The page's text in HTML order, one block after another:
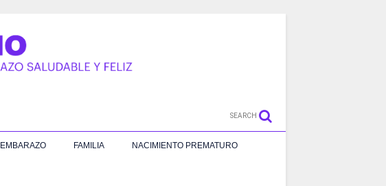
SEARCH
EMBARAZO FAMILIA NACIMIENTO PREMATURO